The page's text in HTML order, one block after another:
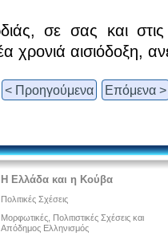
σε σας και στις
χρονιά αισιόδοξη,
< Προηγούμενα Επόμενα >
Η Ελλάδα και η Κούβα
Πολιτικές Σχέσεις
Μορφωτικές, Πολιτιστικές Σχέσεις και
Απόδημος Ελληνισμός